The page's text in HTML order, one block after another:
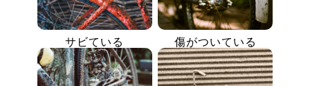
サビている 傷がついている